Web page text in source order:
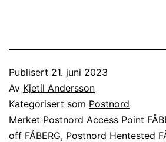
Publisert 21. juni 2023
Av Kjetil Andersson
Kategorisert som Postnord
Merket Postnord Access Point
off FÅBERG, Postnord Hentested